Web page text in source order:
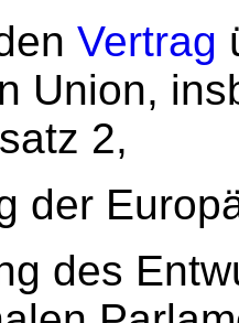
Vertrag
Union,
2,
der
des